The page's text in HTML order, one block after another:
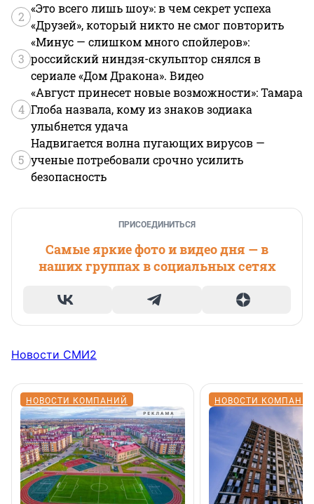
2
«Это всего лишь шоу»: в чем секрет успеха
«Друзей», который никто не смог повторить
3
«Минус — слишком много спойлеров»:
российский ниндзя-скульптор снялся в
сериале «Дом Дракона». Видео
4
«Август принесет новые возможности»: Тамара
Глоба назвала, кому из знаков зодиака
улыбнется удача
5
Надвигается волна пугающих вирусов —
ученые потребовали срочно усилить
безопасность
ПРИСОЕДИНИТЬСЯ
Самые яркие фото и видео дня — в
наших группах в социальных сетях
Новости СМИ2
НОВОСТИ КОМПАНИЙ НОВОСТИ